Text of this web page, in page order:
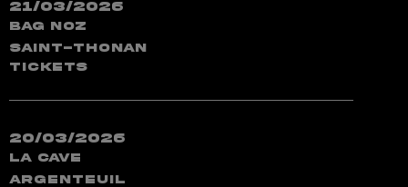
21/03/2026
Bag Noz
Saint-Thonan
TICKETS
20/03/2026
La Cave
Argenteuil